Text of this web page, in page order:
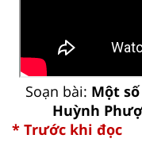
Soạn bài: Một
Huỳnh
* Trước khi đọc